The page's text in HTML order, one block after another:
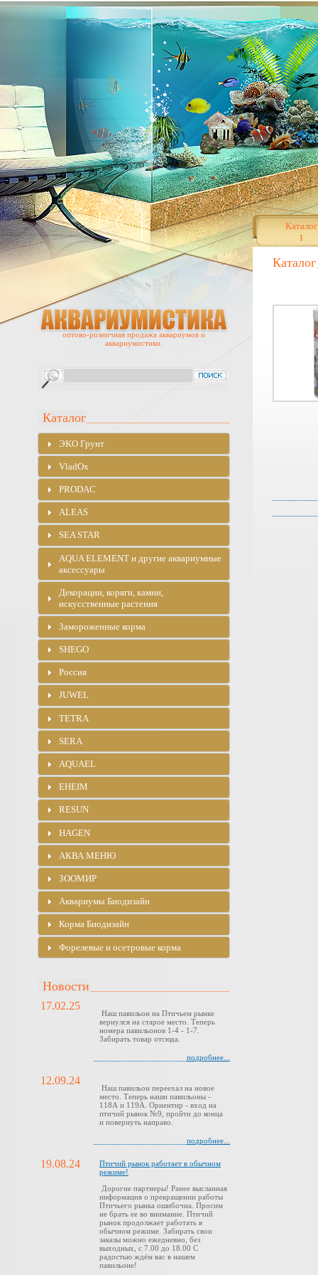
Каталог
Каталог
оптово-розничная продажа аквариумов и
аквариумистики.
Каталог
ЭKO Грунт
VladOx
PRODAC
ALEAS
SEA STAR
AQUA ELEMENT и другие аквариумные
аксессуары
Декорации, коряги, камни,
искусственные растения
Замороженные корма
SHEGO
Россия
JUWEL
TETRA
SERA
AQUAEL
EHEIM
RESUN
HAGEN
АКВА МЕНЮ
ЗООМИР
Аквариумы Биодизайн
Корма Биодизайн
Форелевые и осетровые корма
Новости
17.02.25
Наш павильон на Птичьем рынке
вернулся на старое место. Теперь
номера павильонов 1-4 - 1-7.
Забирать товар отсюда.
подробнее...
12.09.24
Наш павильон переехал на новое
место. Теперь наши павильоны -
118А и 119А. Ориентир - вход на
птичий рынок №9, пройти до конца
и повернуть направо.
подробнее...
19.08.24
Птичий рынок работает в обычном
режиме!
Дорогие партнеры! Ранее высланная
информация о прекращении работы
Птичьего рынка ошибочна. Просим
не брать ее во внимание. Птичий
рынок продолжает работать в
обычном режиме. Забирать свои
заказы можно ежедневно, без
выходных, с 7.00 до 18.00 С
радостью ждём вас в нашем
павильоне!